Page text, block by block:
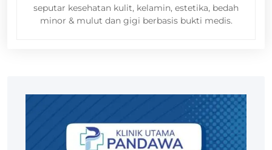
seputar kesehatan kulit, kelamin, estetika, bedah
minor & mulut dan gigi berbasis bukti medis.